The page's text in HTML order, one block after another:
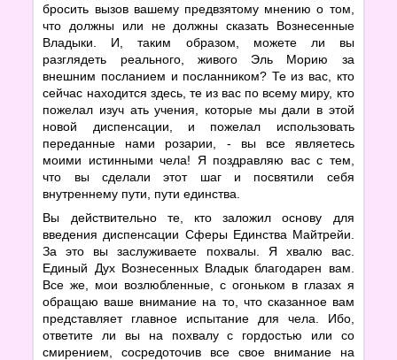
бросить вызов вашему предвзятому мнению о том,
что должны или не должны сказать Вознесенные
Владыки. И, таким образом, можете ли вы
разглядеть реального, живого Эль Морию за
внешним посланием и посланником? Те из вас, кто
сейчас находится здесь, те из вас по всему миру, кто
пожелал изуч ать учения, которые мы дали в этой
новой диспенсации, и пожелал использовать
переданные нами розарии, - вы все являетесь
моими истинными чела! Я поздравляю вас с тем,
что вы сделали этот шаг и посвятили себя
внутреннему пути, пути единства.
Вы действительно те, кто заложил основу для
введения диспенсации Сферы Единства Майтрейи.
За это вы заслуживаете похвалы. Я хвалю вас.
Единый Дух Вознесенных Владык благодарен вам.
Все же, мои возлюбленные, с огоньком в глазах я
обращаю ваше внимание на то, что сказанное вам
представляет главное испытание для чела. Ибо,
ответите ли вы на похвалу с гордостью или со
смирением, сосредоточив все свое внимание на